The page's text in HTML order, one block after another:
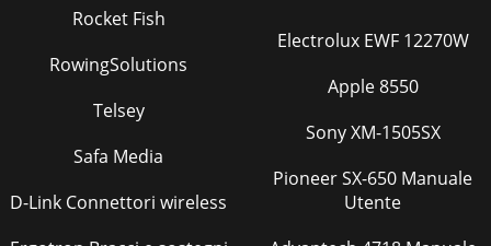
Rocket Fish
RowingSolutions
Telsey
Safa Media
D-Link Connettori wireless
Electrolux EWF 12270W
Apple 8550
Sony XM-1505SX
Pioneer SX-650 Manuale
Utente